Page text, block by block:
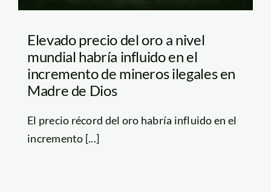
Elevado precio del oro a nivel
mundial habría influido en el
incremento de mineros ilegales en
Madre de Dios
El precio récord del oro habría influido en el
incremento [...]